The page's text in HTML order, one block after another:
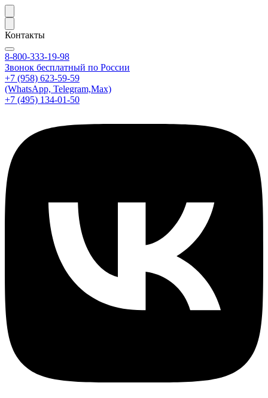
Контакты
8-800-333-19-98
Звонок бесплатный по России
+7 (958) 623-59-59
(WhatsApp, Telegram,Max)
+7 (495) 134-01-50